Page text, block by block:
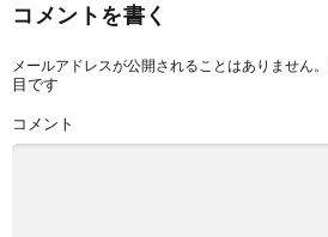
コメントを書く
メールアドレスが公開されることはありません。
目です
コメント